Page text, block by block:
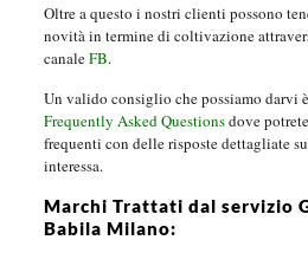
Oltre a questo i nostri clienti possono
novità in termine di coltivazione
canaleFB.
Un valido consiglio che possiamo darvi
Frequently Asked Questionsdove
frequenti con delle risposte dettagliate
interessa.
Marchi Trattati dal servizio
Babila Milano: